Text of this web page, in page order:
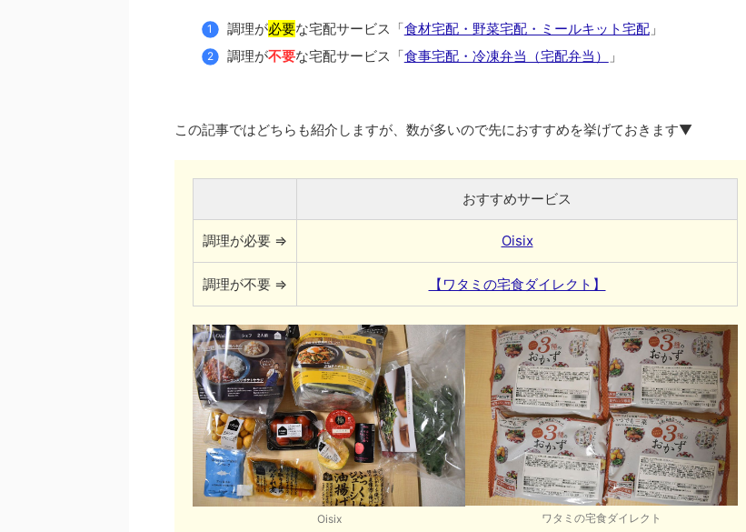
調理が必要な宅配サービス「食材宅配・野菜宅配・ミールキット宅配」
調理が不要な宅配サービス「食事宅配・冷凍弁当（宅配弁当） 」
この記事ではどちらも紹介しますが、数が多いので先におすすめを挙げておきます▼
おすすめサービス
調理が必要 ⇒ Oisix
調理が不要 ⇒ 【ワタミの宅食ダイレクト】
Oisix ワタミの宅食ダイレクト